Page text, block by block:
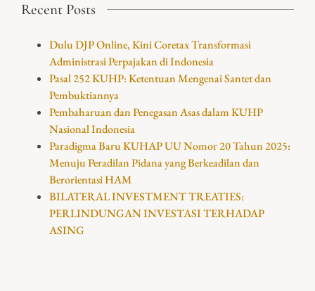
Recent Posts
Dulu DJP Online, Kini Coretax Transformasi
Administrasi Perpajakan di Indonesia
Pasal 252 KUHP: Ketentuan Mengenai Santet dan
Pembuktiannya
Pembaharuan dan Penegasan Asas dalam KUHP
Nasional Indonesia
Paradigma Baru KUHAP UU Nomor 20 Tahun 2025:
Menuju Peradilan Pidana yang Berkeadilan dan
Berorientasi HAM
BILATERAL INVESTMENT TREATIES:
PERLINDUNGAN INVESTASI TERHADAP
ASING